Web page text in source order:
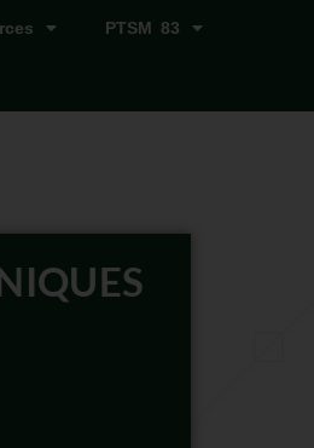
PTSM 83